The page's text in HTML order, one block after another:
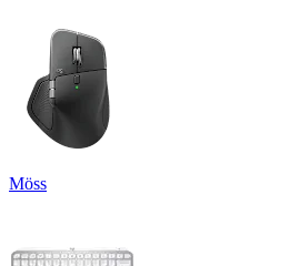
Möss